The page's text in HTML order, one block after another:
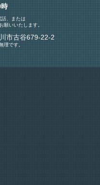
話、または
願いいたします。
市古谷679-22-2
です。